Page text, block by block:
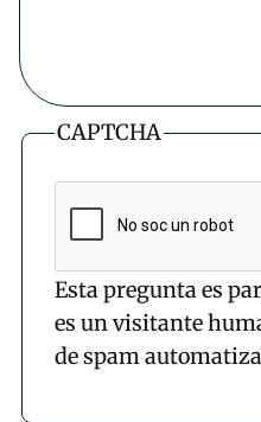
CAPTCHA
Esta pregunta es
es un visitante
de spam